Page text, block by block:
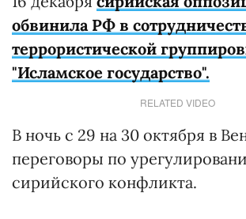
обвинила РФ в
террористической
"Исламское государство".
RELATED VIDEO
В ночь с 29 на 30 октября в
переговоры по
сирийского конфликта.